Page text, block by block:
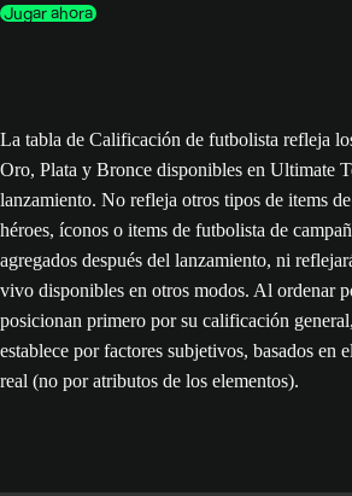
Jugar ahora
La tabla de Calificación de futbolista refleja
Oro, Plata y Bronce disponibles en Ultimate
lanzamiento. No refleja otros tipos de items
héroes, íconos o items de futbolista de
agregados después del lanzamiento, ni
vivo disponibles en otros modos. Al ordenar
posicionan primero por su calificación
establece por factores subjetivos, basados en
real (no por atributos de los elementos).